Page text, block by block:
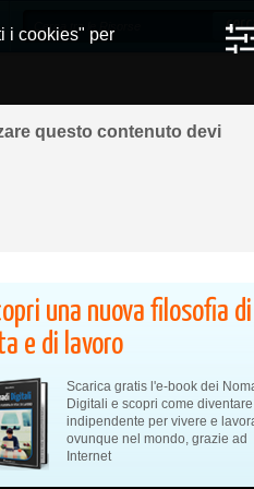
questo contenuto devi
ovunque grazie a
una nuova filosofia di
e di lavoro
Scarica gratis l'e-book dei
Digitali e scopri come diventare
indipendente per vivere e
ovunque nel mondo, grazie ad
Internet
i cookies" per